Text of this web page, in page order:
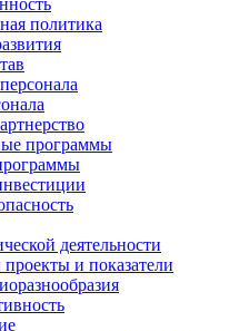
политика
программы
деятельности
и показатели